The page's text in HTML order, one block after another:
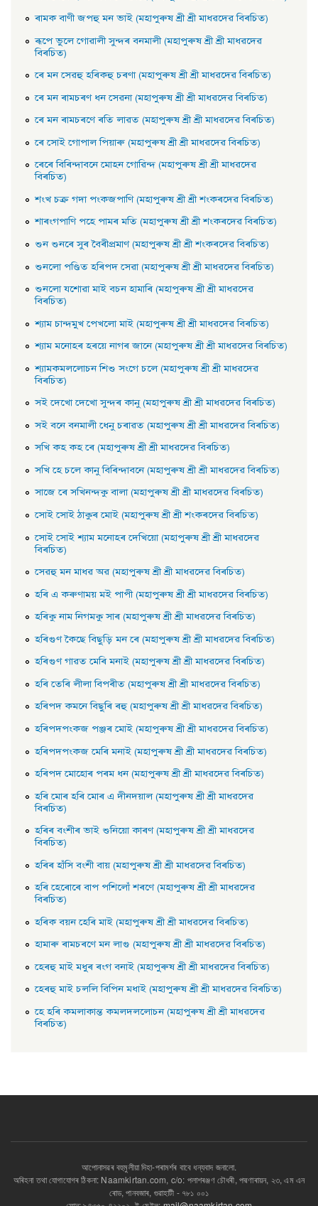
ৰামক বাণী জপহু মন ভাই (মহাপুৰুষ শ্ৰী শ্ৰী মাধৱদেৱ বিৰচিত)
ৰূপে ভুলে গােৱালী সুন্দৰ বনমালী (মহাপুৰুষ শ্ৰী শ্ৰী মাধৱদেৱ
বিৰচিত)
ৰে মন সেৱহু হৰিকহু চৰণা (মহাপুৰুষ শ্ৰী শ্ৰী মাধৱদেৱ বিৰচিত)
ৰে মন ৰামচৰণ ধন সেৱনা (মহাপুৰুষ শ্ৰী শ্ৰী মাধৱদেৱ বিৰচিত)
ৰে মন ৰামচৰণে ৰতি লাৱত (মহাপুৰুষ শ্ৰী শ্ৰী মাধৱদেৱ বিৰচিত)
ৰে সােই গােপাল পিয়াৰু (মহাপুৰুষ শ্ৰী শ্ৰী মাধৱদেৱ বিৰচিত)
ৰেৰে বিৰিন্দাবনে মােহন গােৱিন্দ (মহাপুৰুষ শ্ৰী শ্ৰী মাধৱদেৱ
বিৰচিত)
শংখ চক্র গদা পংকজপাণি (মহাপুৰুষ শ্ৰী শ্ৰী শংকৰদেৱ বিৰচিত)
শাৰংগপাণি পহে পামৰ মতি (মহাপুৰুষ শ্ৰী শ্ৰী শংকৰদেৱ বিৰচিত)
শুন শুনৰে সুৰ বৈৰীপ্রমাণ (মহাপুৰুষ শ্ৰী শ্ৰী শংকৰদেৱ বিৰচিত)
শুনলাে পণ্ডিত হৰিপদ সেৱা (মহাপুৰুষ শ্ৰী শ্ৰী মাধৱদেৱ বিৰচিত)
শুনলাে যশােৱা মাই বচন হামাৰি (মহাপুৰুষ শ্ৰী শ্ৰী মাধৱদেৱ
বিৰচিত)
শ্যাম চান্দমুখ পেখলাে মাই (মহাপুৰুষ শ্ৰী শ্ৰী মাধৱদেৱ বিৰচিত)
শ্যাম মনােহৰ হৰয়ে নাগৰ জানে (মহাপুৰুষ শ্ৰী শ্ৰী মাধৱদেৱ বিৰচিত)
শ্যামকমললােচন শিশু সংগে চলে (মহাপুৰুষ শ্ৰী শ্ৰী মাধৱদেৱ
বিৰচিত)
সই দেখাে দেখাে সুন্দৰ কানু (মহাপুৰুষ শ্ৰী শ্ৰী মাধৱদেৱ বিৰচিত)
সই বনে বনমালী ধেনু চৰাৱত (মহাপুৰুষ শ্ৰী শ্ৰী মাধৱদেৱ বিৰচিত)
সখি কহ কহ ৰে (মহাপুৰুষ শ্ৰী শ্ৰী মাধৱদেৱ বিৰচিত)
সখি হে চলে কানু বিৰিন্দাবনে (মহাপুৰুষ শ্ৰী শ্ৰী মাধৱদেৱ বিৰচিত)
সাজে ৰে সখিনন্দকু বালা (মহাপুৰুষ শ্ৰী শ্ৰী মাধৱদেৱ বিৰচিত)
সােই সােই ঠাকুৰ মােই (মহাপুৰুষ শ্ৰী শ্ৰী শংকৰদেৱ বিৰচিত)
সােই সােই শ্যাম মনােহৰ দেখিয়াে (মহাপুৰুষ শ্ৰী শ্ৰী মাধৱদেৱ
বিৰচিত)
সেৱহু মন মাধৱ অৱ (মহাপুৰুষ শ্ৰী শ্ৰী মাধৱদেৱ বিৰচিত)
হৰি এ কৰুণাময় মই পাপী (মহাপুৰুষ শ্ৰী শ্ৰী মাধৱদেৱ বিৰচিত)
হৰিকু নাম নিগমকু সাৰ (মহাপুৰুষ শ্ৰী শ্ৰী মাধৱদেৱ বিৰচিত)
হৰিগুণ কৈছে বিছুড়ি মন ৰে (মহাপুৰুষ শ্ৰী শ্ৰী মাধৱদেৱ বিৰচিত)
হৰিগুণ গাৱত মেৰি মনাই (মহাপুৰুষ শ্ৰী শ্ৰী মাধৱদেৱ বিৰচিত)
হৰি তেৰি লীলা বিপৰীত (মহাপুৰুষ শ্ৰী শ্ৰী মাধৱদেৱ বিৰচিত)
হৰিপদ কমনে বিছুৰি ৰহু (মহাপুৰুষ শ্ৰী শ্ৰী মাধৱদেৱ বিৰচিত)
হৰিপদপংকজ পঞ্জৰ মােই (মহাপুৰুষ শ্ৰী শ্ৰী মাধৱদেৱ বিৰচিত)
হৰিপদপংকজ মেৰি মনাই (মহাপুৰুষ শ্ৰী শ্ৰী মাধৱদেৱ বিৰচিত)
হৰিপদ মােহােৰ পৰম ধন (মহাপুৰুষ শ্ৰী শ্ৰী মাধৱদেৱ বিৰচিত)
হৰি মােৰ হৰি মােৰ এ দীনদয়াল (মহাপুৰুষ শ্ৰী শ্ৰী মাধৱদেৱ
বিৰচিত)
হৰিৰ বংশীৰ ভাই শুনিয়াে কাৰণ (মহাপুৰুষ শ্ৰী শ্ৰী মাধৱদেৱ
বিৰচিত)
হৰিৰ হাঁসি বংশী বায় (মহাপুৰুষ শ্ৰী শ্ৰী মাধৱদেৱ বিৰচিত)
হৰি হেৰােৰে বাপ পশিলোঁ শৰণে (মহাপুৰুষ শ্ৰী শ্ৰী মাধৱদেৱ
বিৰচিত)
হৰিক বয়ন হেৰি মাই (মহাপুৰুষ শ্ৰী শ্ৰী মাধৱদেৱ বিৰচিত)
হামাৰু ৰামচৰণে মন লাগু (মহাপুৰুষ শ্ৰী শ্ৰী মাধৱদেৱ বিৰচিত)
হেৰহু মাই মধুৰ ৰংগ বনাই (মহাপুৰুষ শ্ৰী শ্ৰী মাধৱদেৱ বিৰচিত)
হেৰহু মাই চললি বিপিন মধাই (মহাপুৰুষ শ্ৰী শ্ৰী মাধৱদেৱ বিৰচিত)
হে হৰি কমলাকান্ত কমলদললােচন (মহাপুৰুষ শ্ৰী শ্ৰী মাধৱদেৱ
বিৰচিত)
আপোনাসৱৰ বহুমুলীয়া দিহা-পৰামৰ্শৰ বাবে ধন্যবাদ জনালো.
অৰিহনা তথা যোগাযোগৰ ঠিকনা: Naamkirtan.com, c/o: পলাশৰঞ্জণ চৌধৰী, পদ্মণাৰায়ন, ২৩, এম এন
ৰোড, পানবজাৰ, গুৱাহাটী - ৭৮১ ০০১